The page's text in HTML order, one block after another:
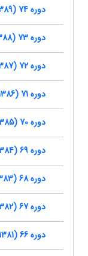
دوره 74 (1389)
دوره 73 (1388)
دوره 72 (1387)
دوره 71 (1386)
دوره 70 (1385)
دوره 69 (1384)
دوره 68 (1383)
دوره 67 (1382)
دوره 66 (1381)